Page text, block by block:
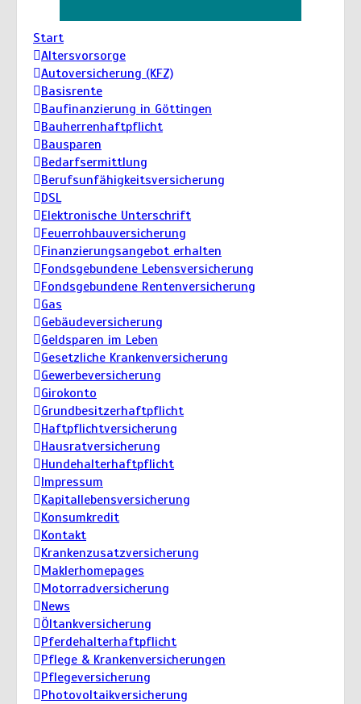
Start
Altersvorsorge
Autoversicherung (KFZ)
Basisrente
Baufinanzierung in Göttingen
Bauherrenhaftpflicht
Bausparen
Bedarfsermittlung
Berufs­unfähigkeitsversicherung
DSL
Elektronische Unterschrift
Feuerrohbauversicherung
Finanzierungsangebot erhalten
Fondsgebundene Lebensversicherung
Fondsgebundene Rentenversicherung
Gas
Gebäudeversicherung
Geldsparen im Leben
Gesetzliche Krankenversicherung
Gewerbeversicherung
Girokonto
Grundbesitzerhaftpflicht
Haftpflichtversicherung
Hausratversicherung
Hundehalterhaftpflicht
Impressum
Kapitallebensversicherung
Konsumkredit
Kontakt
Krankenzusatzversicherung
Maklerhomepages
Motorradversicherung
News
Öltankversicherung
Pferdehalterhaftpflicht
Pflege & Krankenversicherungen
Pflegeversicherung
Photovoltaikversicherung